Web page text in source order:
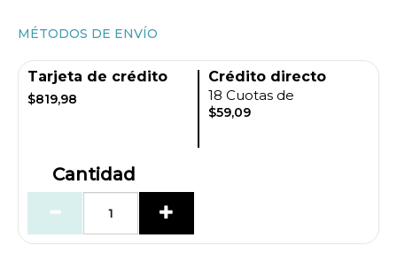
MÉTODOS DE ENVÍO
Tarjeta de crédito
$819,98
Crédito directo
18 Cuotas de
$59,09
Cantidad